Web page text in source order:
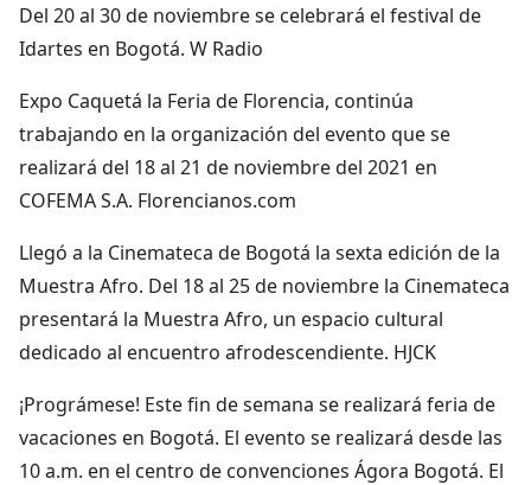
Del 20 al 30 de noviembre se celebrará el festival de
Idartes en Bogotá. W Radio
Expo Caquetá la Feria de Florencia, continúa
trabajando en la organización del evento que se
realizará del 18 al 21 de noviembre del 2021 en
COFEMA S.A. Florencianos.com
Llegó a la Cinemateca de Bogotá la sexta edición de la
Muestra Afro. Del 18 al 25 de noviembre la Cinemateca
presentará la Muestra Afro, un espacio cultural
dedicado al encuentro afrodescendiente. HJCK
¡Prográmese! Este fin de semana se realizará feria de
vacaciones en Bogotá. El evento se realizará desde las
10 a.m. en el centro de convenciones Ágora Bogotá. El